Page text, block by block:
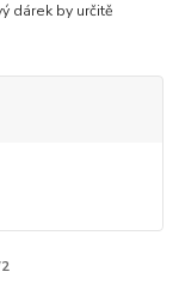
dárek by určitě